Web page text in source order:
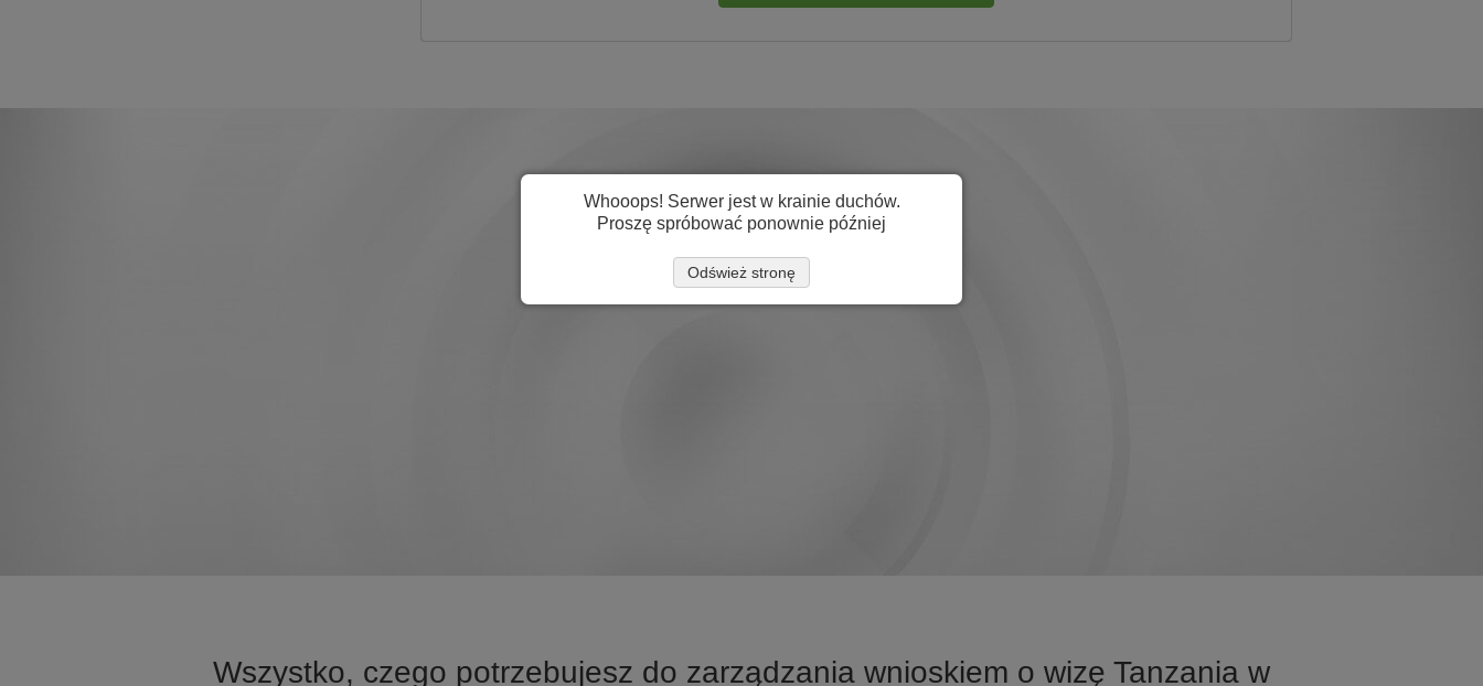
Wszystko, czego potrzebujesz do zarządzania wnioskiem o wizę Tanzania w
Whooops! Serwer jest w krainie duchów.
Proszę spróbować ponownie później
Odśwież stronę